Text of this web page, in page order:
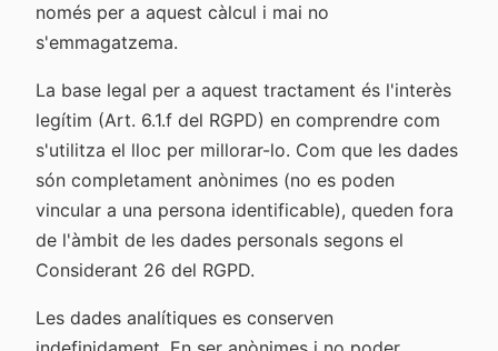
només per a aquest càlcul i mai no
s'emmagatzema.
La base legal per a aquest tractament és l'interès
legítim (Art. 6.1.f del RGPD) en comprendre com
s'utilitza el lloc per millorar-lo. Com que les dades
són completament anònimes (no es poden
vincular a una persona identificable), queden fora
de l'àmbit de les dades personals segons el
Considerant 26 del RGPD.
Les dades analítiques es conserven